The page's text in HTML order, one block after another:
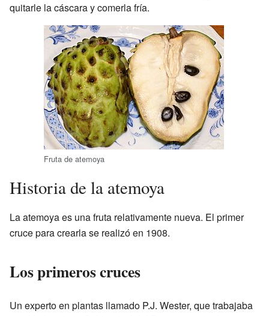
quitarle la cáscara y comerla fría.
Fruta de atemoya
Historia de la atemoya
La atemoya es una fruta relativamente nueva. El primer
cruce para crearla se realizó en 1908.
Los primeros cruces
Un experto en plantas llamado P.J. Wester, que trabajaba